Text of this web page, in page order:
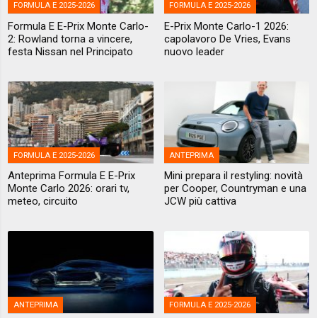
FORMULA E 2025-2026
Formula E E-Prix Monte Carlo-
2: Rowland torna a vincere,
festa Nissan nel Principato
FORMULA E 2025-2026
E-Prix Monte Carlo-1 2026:
capolavoro De Vries, Evans
nuovo leader
FORMULA E 2025-2026
Anteprima Formula E E-Prix
Monte Carlo 2026: orari tv,
meteo, circuito
ANTEPRIMA
Mini prepara il restyling: novità
per Cooper, Countryman e una
JCW più cattiva
ANTEPRIMA FORMULA E 2025-2026